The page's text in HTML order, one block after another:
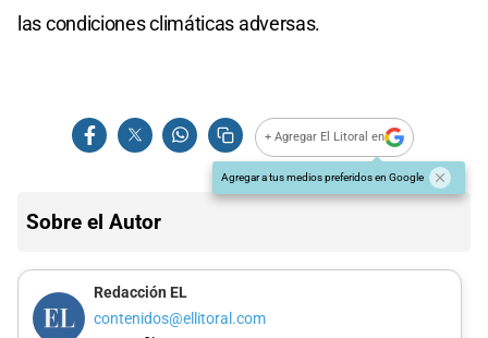
las condiciones climáticas adversas.
+ Agregar El Litoral en
Agregar a tus medios preferidos en Google
Sobre el Autor
Redacción EL
contenidos@ellitoral.com